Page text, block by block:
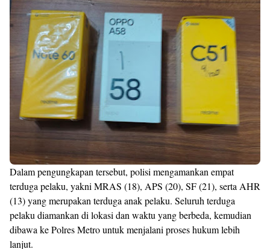
Dalam pengungkapan tersebut, polisi mengamankan empat
terduga pelaku, yakni MRAS (18), APS (20), SF (21), serta AHR
(13) yang merupakan terduga anak pelaku. Seluruh terduga
pelaku diamankan di lokasi dan waktu yang berbeda, kemudian
dibawa ke Polres Metro untuk menjalani proses hukum lebih
lanjut.